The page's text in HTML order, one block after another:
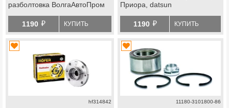
разболтовка ВолгаАвтоПром
Гранта, Гранта fl, Приора,
datsun
1190 й КУПИТЬ
Приора, datsun
1190 й КУПИТЬ
hf314842 11180-3101800-86